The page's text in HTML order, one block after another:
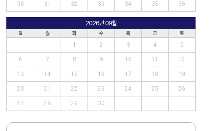
30 31 32 33 34 35 36
2026년 09월
일 월 화 수 목 금
토
1
2 3 4 5
6 7 8 9 10 11 12
13 14 15 16 17 18 19
20 21 22 23 24 25 26
27 28 29 30